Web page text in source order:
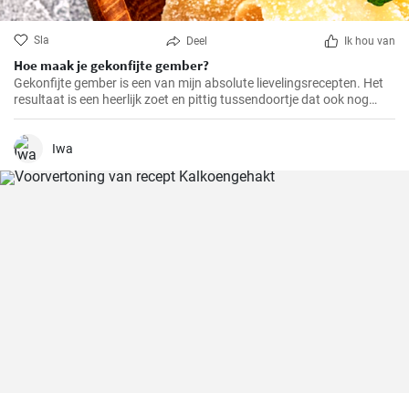
Sla Deel Ik hou van
Hoe maak je gekonfijte gember?
Gekonfijte gember is een van mijn absolute lievelingsrecepten. Het
resultaat is een heerlijk zoet en pittig tussendoortje dat ook nog
eens goed is voor je spijsvertering. Het is helemaal zelfgemaakt en
smaakt veel beter dan de versie uit de winkel. Het is heel makkelijk te
maken, je hebt alleen een beetje geduld en tijd nodig.
Iwa